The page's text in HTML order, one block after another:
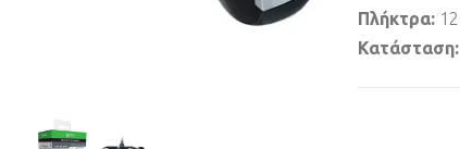
Πλήκτρα: 12
Κατάσταση: